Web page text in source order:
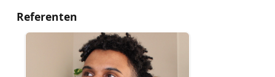
Referenten